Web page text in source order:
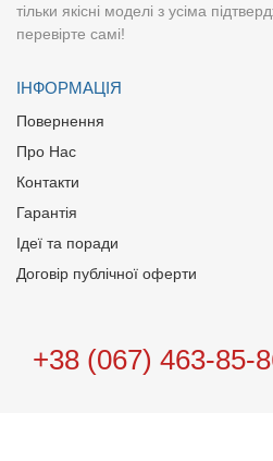
тільки якісні моделі з усіма
перевірте самі!
ІНФОРМАЦІЯ
Повернення
Про Нас
Контакти
Гарантія
Ідеї та поради
Договір публічної оферти
+38 (067) 463-85-